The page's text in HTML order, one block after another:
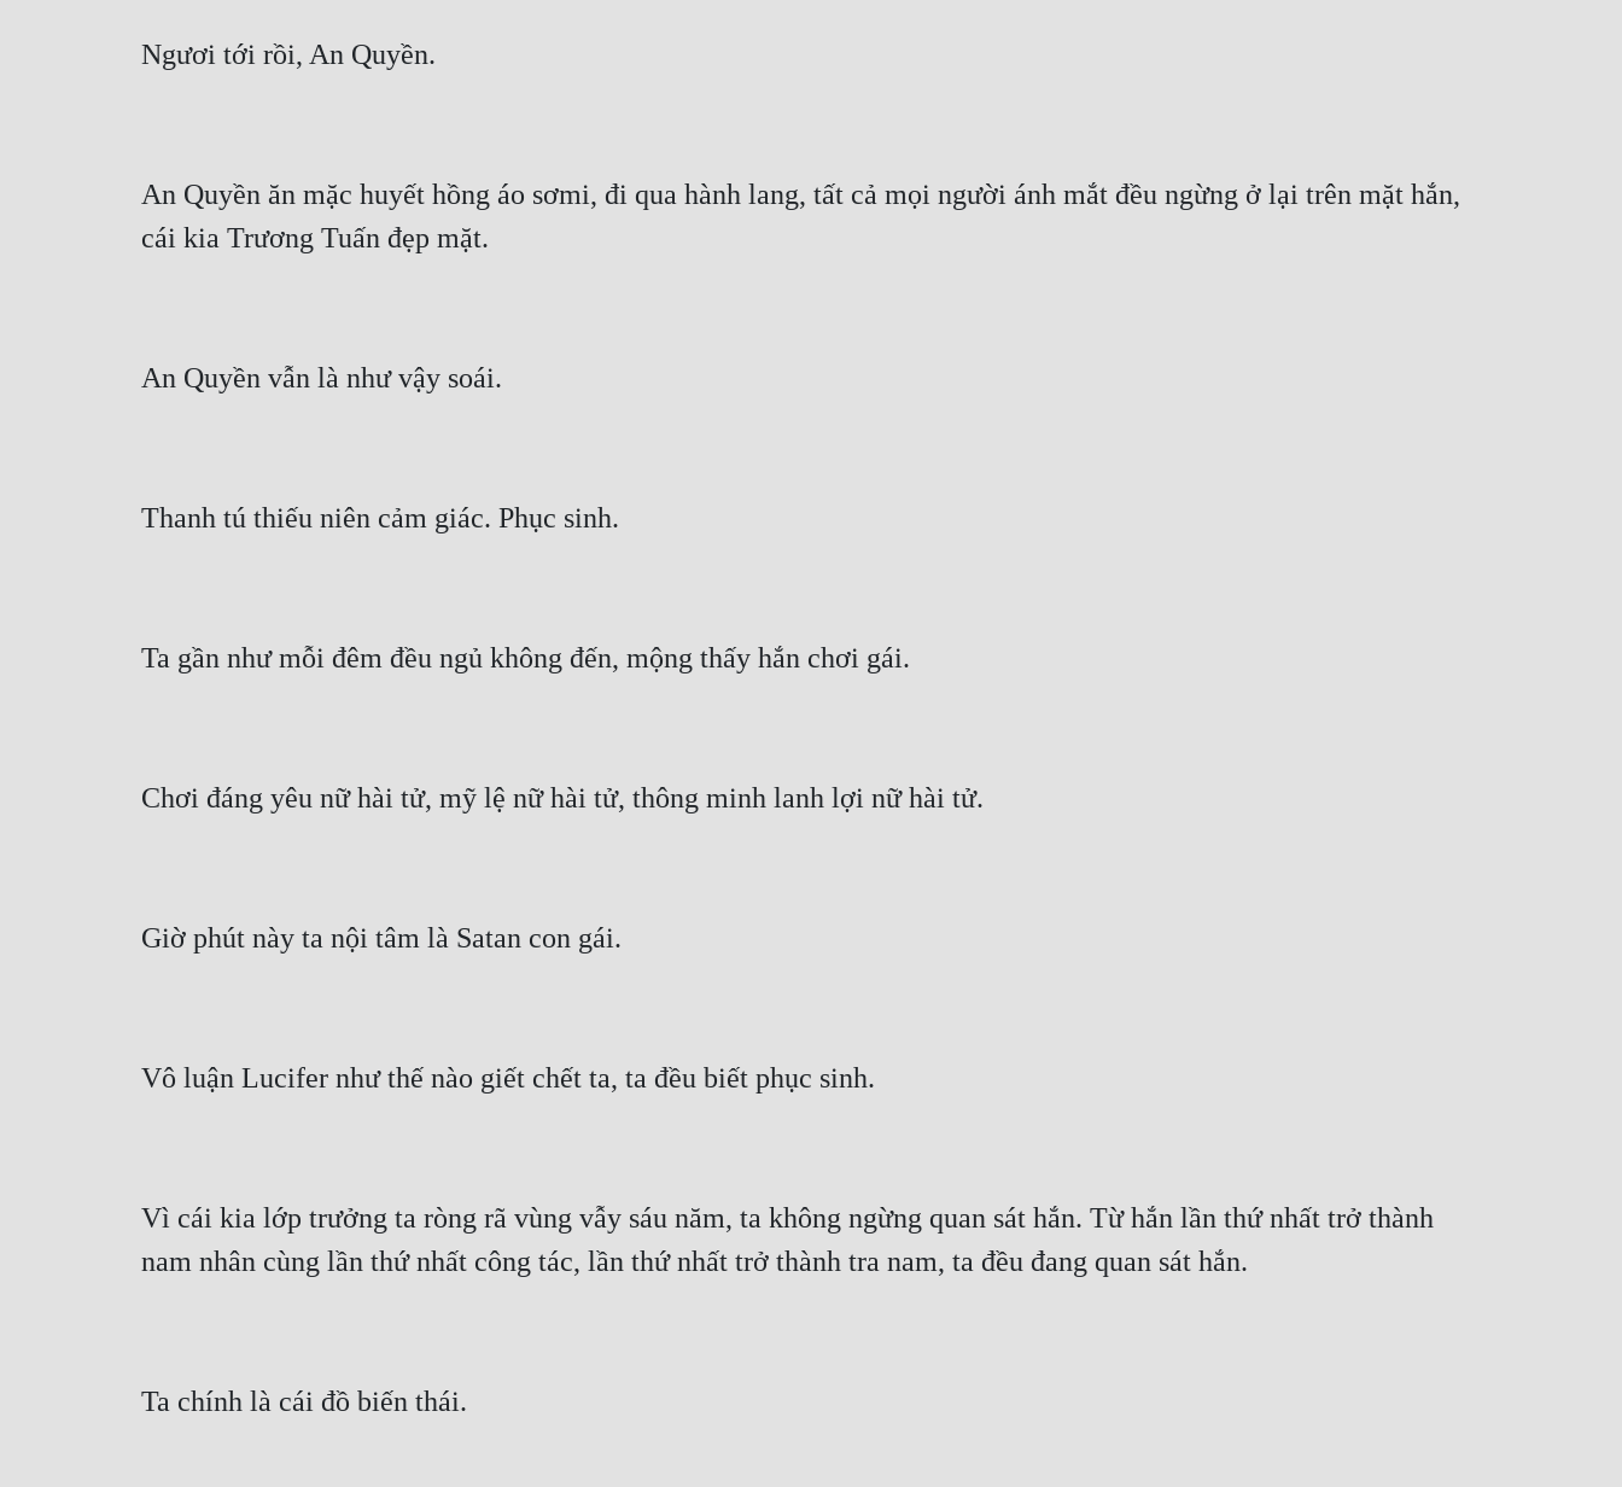
Ngươi tới rồi, An Quyền.
An Quyền ăn mặc huyết hồng áo sơmi, đi qua hành lang, tất cả mọi người ánh mắt đều ngừng ở lại trên mặt hắn,
cái kia Trương Tuấn đẹp mặt.
An Quyền vẫn là như vậy soái.
Thanh tú thiếu niên cảm giác. Phục sinh.
Ta gần như mỗi đêm đều ngủ không đến, mộng thấy hắn chơi gái.
Chơi đáng yêu nữ hài tử, mỹ lệ nữ hài tử, thông minh lanh lợi nữ hài tử.
Giờ phút này ta nội tâm là Satan con gái.
Vô luận Lucifer như thế nào giết chết ta, ta đều biết phục sinh.
Vì cái kia lớp trưởng ta ròng rã vùng vẫy sáu năm, ta không ngừng quan sát hắn. Từ hắn lần thứ nhất trở thành
nam nhân cùng lần thứ nhất công tác, lần thứ nhất trở thành tra nam, ta đều đang quan sát hắn.
Ta chính là cái đồ biến thái.